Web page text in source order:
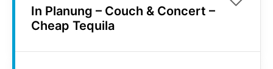
In Planung – Couch & Concert –
Cheap Tequila